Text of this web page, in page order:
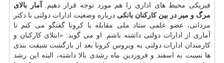
فیزیکی محیط های اداری را هم مورد توجه قرار دهیم.
آمار بالای
مرگ و میر در بین کارکنان بانکی درباره وضعیت ادارات دولتی با دکتر
مردانی، عضو علمی ستاد ملی مقابله با کرونا گفتگو می کنم تا
آماری از ادارات دولتی داشته باشم. او می گوید: «ابتلای کارکنان و
کارمندان ادارات دولتی به ویروس کرونا بعد از بازگشت شیفت بندی
ها نسبت به اسفند و فروردین ماه رشدی بالا داشته، البته این رشد